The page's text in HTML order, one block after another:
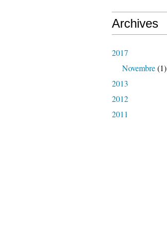
Archives
2017
Novembre(1)
2013
2012
2011